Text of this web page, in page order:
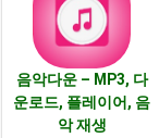
음악다운 – MP3, 다
운로드, 플레이어, 음
악 재생